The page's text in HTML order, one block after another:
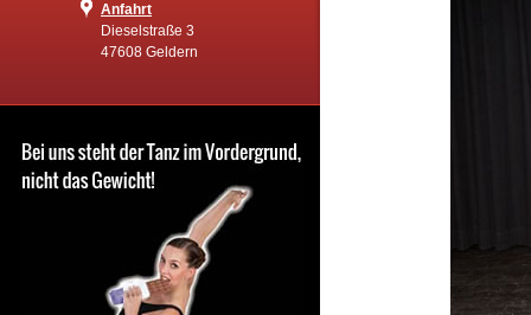
Anfahrt
Dieselstraße 3
47608 Geldern